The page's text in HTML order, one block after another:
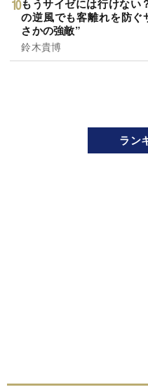
もうサイゼには行けない
の逆風でも客離れを防ぐ
さかの強敵”
鈴木貴博
ラン